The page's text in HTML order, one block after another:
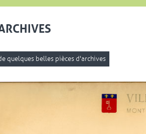
quelques belles pièces d'archives